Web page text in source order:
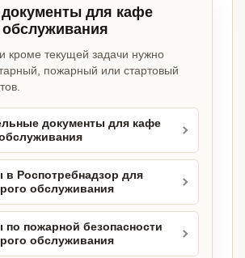
для кафе
кроме текущей задачи нужно
пожарный или стартовый
документы для кафе
в Роспотребнадзор для
обслуживания
по пожарной безопасности
обслуживания